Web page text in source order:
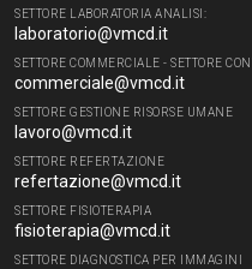
SETTORE LABORATORIA ANALISI:
laboratorio@vmcd.it
SETTORE COMMERCIALE - SETTORE
commerciale@vmcd.it
SETTORE GESTIONE RISORSE UMANE
lavoro@vmcd.it
SETTORE REFERTAZIONE
refertazione@vmcd.it
SETTORE FISIOTERAPIA
fisioterapia@vmcd.it
SETTORE DIAGNOSTICA PER IMMAGINI